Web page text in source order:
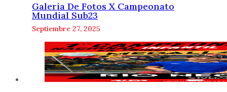
Galeria De Fotos X Campeonato
Mundial Sub23
Septiembre 27, 2025